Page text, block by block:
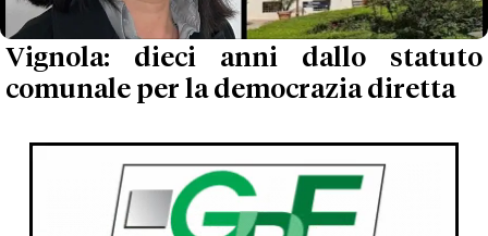
Vignola: dieci anni dallo statuto
comunale per la democrazia diretta